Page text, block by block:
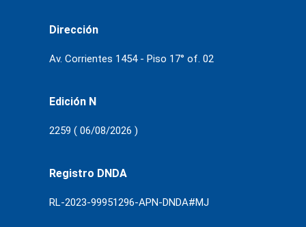
Dirección
Av. Corrientes 1454 - Piso 17° of. 02
Edición N
2259 ( 06/08/2026 )
Registro DNDA
RL-2023-99951296-APN-DNDA#MJ